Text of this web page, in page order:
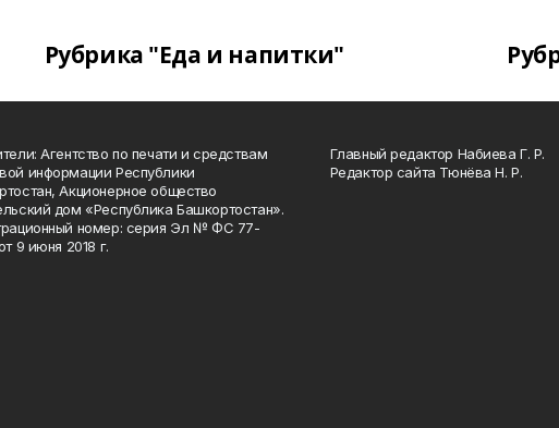
Рубрика "Еда и напитки"
Агентство по печати и средствам
информации Республики
Акционерное общество
дом «Республика Башкортостан».
номер: серия Эл № ФС 77-
9 июня 2018 г.
Главный редактор Набиева Г. Р.
Редактор сайта Тюнёва Н. Р.